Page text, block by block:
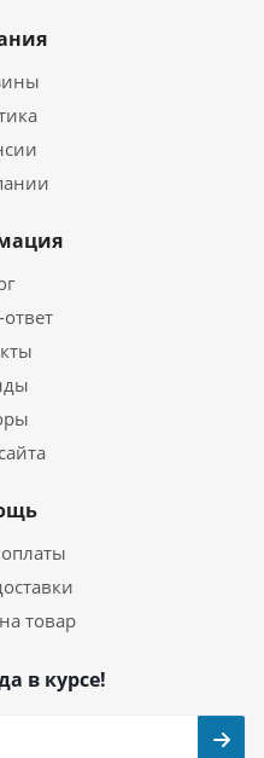
товар
в курсе!